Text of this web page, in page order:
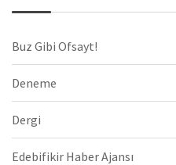
Buz Gibi Ofsayt!
Deneme
Dergi
Edebifikir Haber Ajansı